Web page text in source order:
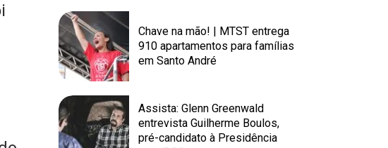
Chave na mão! | MTST entrega
910 apartamentos para famílias
em Santo André
Assista: Glenn Greenwald
entrevista Guilherme Boulos,
pré-candidato à Presidência